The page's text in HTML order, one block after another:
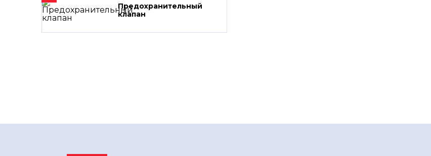
Предохранительный
клапан